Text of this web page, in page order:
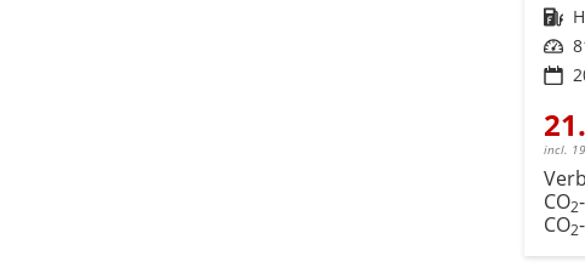
Kraftstoff
Leistung
incl.
CO2
CO2